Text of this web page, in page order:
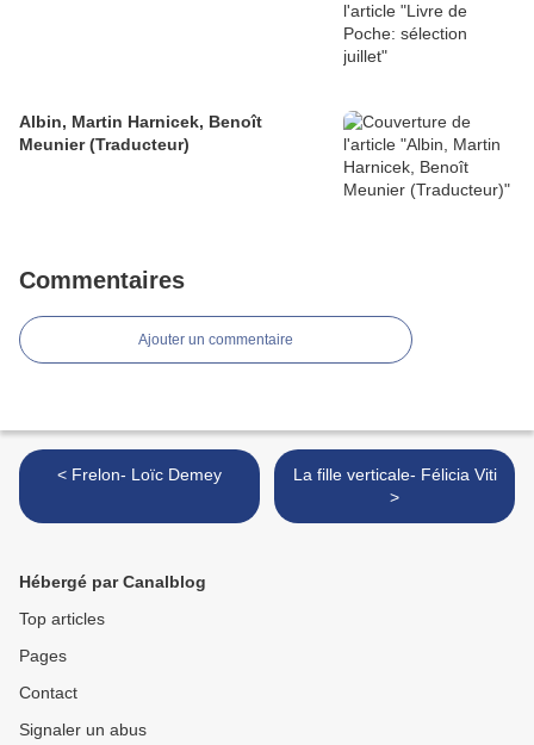
Albin, Martin Harnicek, Benoît
Meunier (Traducteur)
Commentaires
Ajouter un commentaire
< Frelon- Loïc Demey
La fille verticale- Félicia Viti
>
Hébergé par Canalblog
Top articles
Pages
Contact
Signaler un abus